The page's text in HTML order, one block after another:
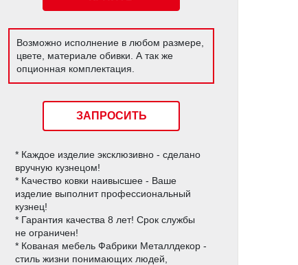
Возможно исполнение в любом размере,
цвете, материале обивки. А так же
опционная комплектация.
ЗАПРОСИТЬ
* Каждое изделие эксклюзивно - сделано
вручную кузнецом!
* Качество ковки наивысшее - Ваше
изделие выполнит профессиональный
кузнец!
* Гарантия качества 8 лет! Срок службы
не ограничен!
* Кованая мебель Фабрики Металлдекор -
стиль жизни понимающих людей,